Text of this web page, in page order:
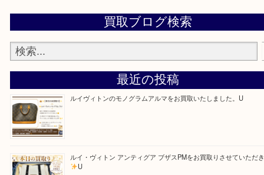
ます！
—お知らせ—
最後に当店では現在正社員を募集しておりますので
る方はお気軽にお問合せください！！
求人要項はここをクリック